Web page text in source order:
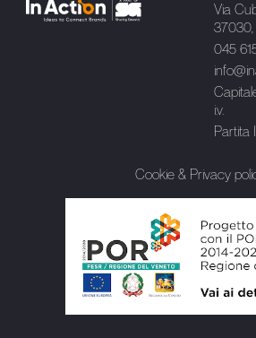
Via
37030,
045
i.v.
Partita
Cookie & Privacy